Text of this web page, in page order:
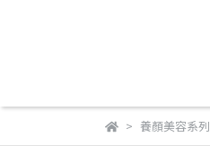
養顏美容系列